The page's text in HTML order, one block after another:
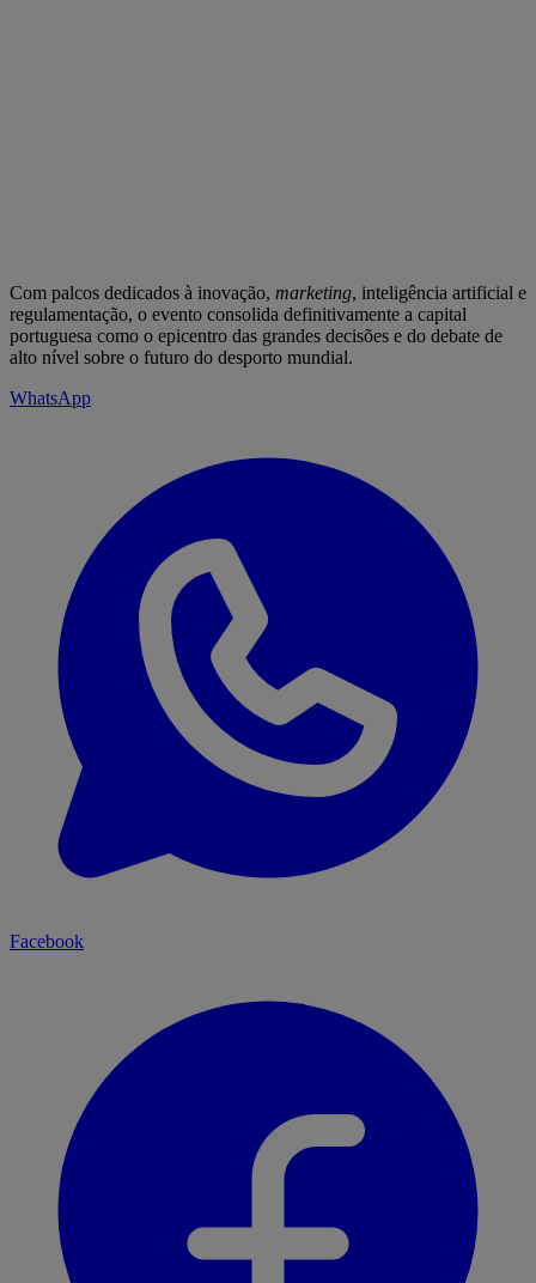
Com palcos dedicados à inovação, marketing, inteligência artificial e
regulamentação, o evento consolida definitivamente a capital
portuguesa como o epicentro das grandes decisões e do debate de
alto nível sobre o futuro do desporto mundial.
WhatsApp
Facebook